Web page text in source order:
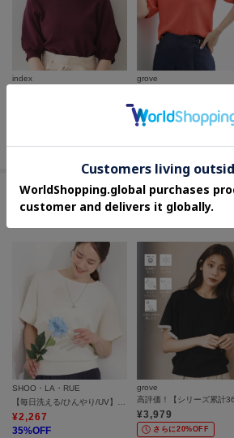
index
grove
さらに20%OFF
この商品を見た人はコチラ
SHOO・LA・RUE
【毎日洗える/ひんやり/UV】二の腕隠れる さらっとドルマン半袖ニット
¥2,267
35%OFF
grove
¥3,979
さらに20%OFF